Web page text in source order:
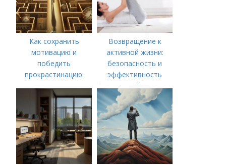
Как сохранить
мотивацию и
победить
прокрастинацию:
Возвращение к
активной жизни:
безопасность и
эффективность
фитнеса и бега после
родов